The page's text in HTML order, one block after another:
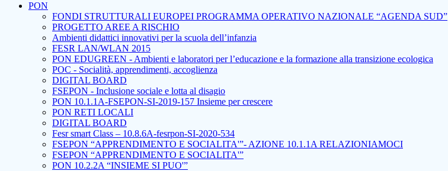
PON
FONDI STRUTTURALI EUROPEI PROGRAMMA OPERATIVO NAZIONALE “AGENDA SUD”
PROGETTO AREE A RISCHIO
Ambienti didattici innovativi per la scuola dell’infanzia
FESR LAN/WLAN 2015
PON EDUGREEN - Ambienti e laboratori per l’educazione e la formazione alla transizione ecologica
POC - Socialità, apprendimenti, accoglienza
DIGITAL BOARD
FSEPON - Inclusione sociale e lotta al disagio
PON 10.1.1A-FSEPON-SI-2019-157 Insieme per crescere
PON RETI LOCALI
DIGITAL BOARD
Fesr smart Class – 10.8.6A-fesrpon-SI-2020-534
FSEPON “APPRENDIMENTO E SOCIALITA'”- AZIONE 10.1.1A RELAZIONIAMOCI
FSEPON “APPRENDIMENTO E SOCIALITA'”
PON 10.2.2A “INSIEME SI PUO'”